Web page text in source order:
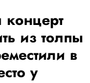
концерт
из толпы
в
у